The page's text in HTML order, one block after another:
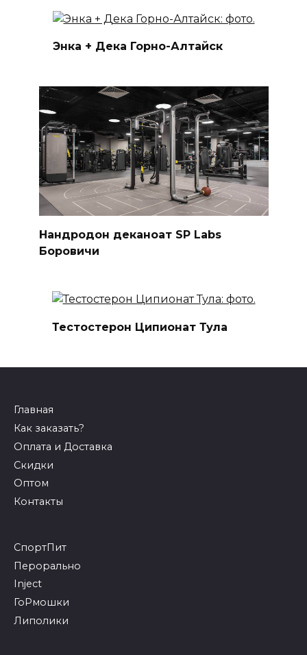
Энка + Дека Горно-Алтайск
Нандродон деканоат SP Labs
Боровичи
Тестостерон Ципионат Тула
Главная
Как заказать?
Оплата и Доставка
Скидки
Оптом
Контакты
СпортПит
Перорально
Inject
ГоРмошки
Липолики